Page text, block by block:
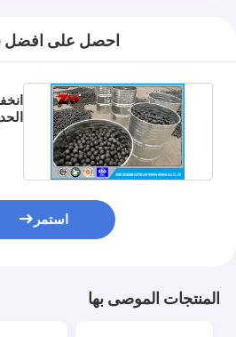
احصل على
استمر
المنتجات الموصى بها